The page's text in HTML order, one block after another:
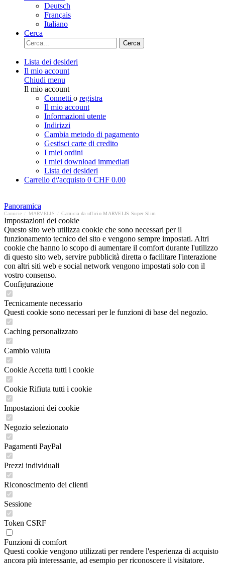
Deutsch
Français
Italiano
Cerca
Cerca
Lista dei desideri
Il mio account
Chiudi menu
Il mio account
Connetti o registra
Il mio account
Informazioni utente
Indirizzi
Cambia metodo di pagamento
Gestisci carte di credito
I miei ordini
I miei download immediati
Lista dei desideri
Carrello d\'acquisto 0 CHF 0.00
Panoramica
Camicie MARVELIS Camicia da ufficio MARVELIS Super Slim
Impostazioni dei cookie
Questo sito web utilizza cookie che sono necessari per il
funzionamento tecnico del sito e vengono sempre impostati. Altri
cookie che hanno lo scopo di aumentare il comfort durante l'utilizzo
di questo sito web, servire pubblicità diretta o facilitare l'interazione
con altri siti web e social network vengono impostati solo con il
vostro consenso.
Configurazione
Tecnicamente necessario
Questi cookie sono necessari per le funzioni di base del negozio.
Caching personalizzato
Cambio valuta
Cookie Accetta tutti i cookie
Cookie Rifiuta tutti i cookie
Impostazioni dei cookie
Negozio selezionato
Pagamenti PayPal
Prezzi individuali
Riconoscimento dei clienti
Sessione
Token CSRF
Funzioni di comfort
Questi cookie vengono utilizzati per rendere l'esperienza di acquisto
ancora più interessante, ad esempio per riconoscere il visitatore.